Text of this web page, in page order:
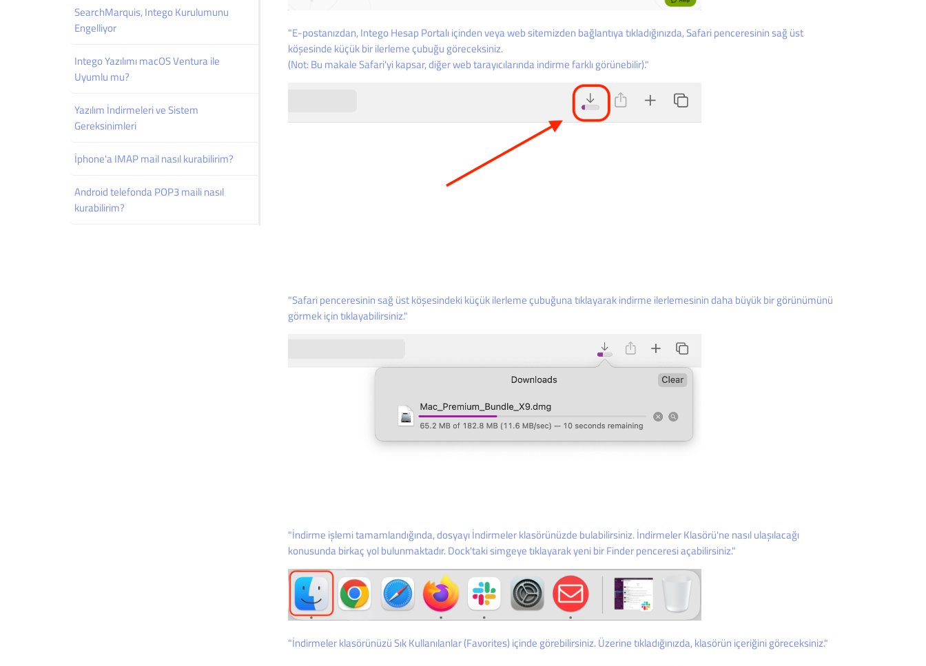
"E-postanızdan, Intego Hesap Portalı içinden veya web sitemizden bağlantıya tıkladığınızda, Safari penceresinin sağ üst
köşesinde küçük bir ilerleme çubuğu göreceksiniz.
(Not: Bu makale Safari'yi kapsar, diğer web tarayıcılarında indirme farklı görünebilir)."
"Safari penceresinin sağ üst köşesindeki küçük ilerleme çubuğuna tıklayarak indirme ilerlemesinin daha büyük bir görünümünü
görmek için tıklayabilirsiniz."
"İndirme işlemi tamamlandığında, dosyayı İndirmeler klasörünüzde bulabilirsiniz. İndirmeler Klasörü'ne nasıl ulaşılacağı
konusunda birkaç yol bulunmaktadır. Dock'taki simgeye tıklayarak yeni bir Finder penceresi açabilirsiniz."
"İndirmeler klasörünüzü Sık Kullanılanlar (Favorites) içinde görebilirsiniz. Üzerine tıkladığınızda, klasörün içeriğini göreceksiniz."
SearchMarquis, Intego Kurulumunu
Engelliyor
Intego Yazılımı macOS Ventura ile
Uyumlu mu?
Yazılım İndirmeleri ve Sistem
Gereksinimleri
İphone'a IMAP mail nasıl kurabilirim?
Android telefonda POP3 maili nasıl
kurabilirim?